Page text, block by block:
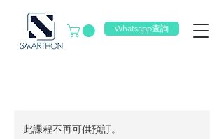
Whatsapp查詢
此課程不再可供預訂。